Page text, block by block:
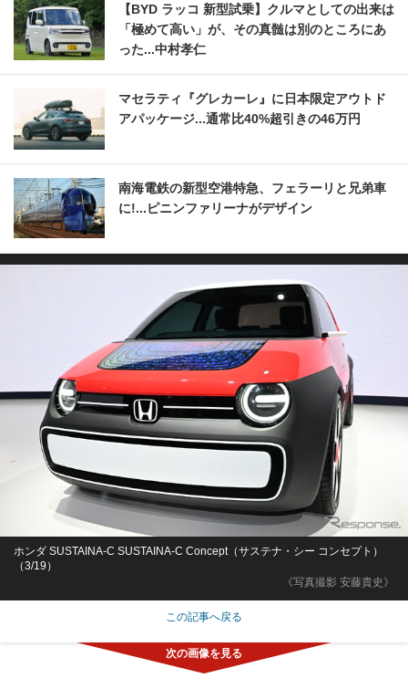
【BYD ラッコ 新型試乗】クルマとしての出来は
「極めて高い」が、その真髄は別のところにあ
った...中村孝仁
マセラティ『グレカーレ』に日本限定アウトド
アパッケージ...通常比40%超引きの46万円
南海電鉄の新型空港特急、フェラーリと兄弟車
に!...ピニンファリーナがデザイン
《写真撮影 安藤貴史》
ホンダ SUSTAINA-C SUSTAINA-C Concept（サステナ・シー コンセプト）
（3/19）
この記事へ戻る